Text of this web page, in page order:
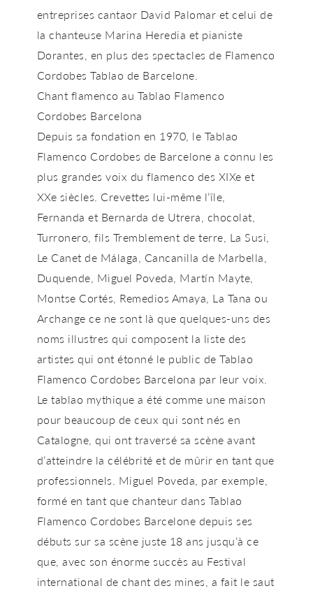
entreprises cantaor David Palomar et celui de
la chanteuse Marina Heredia et pianiste
Dorantes, en plus des spectacles de Flamenco
Cordobes Tablao de Barcelone.
Chant flamenco au Tablao Flamenco
Cordobes Barcelona
Depuis sa fondation en 1970, le Tablao
Flamenco Cordobes de Barcelone a connu les
plus grandes voix du flamenco des XIXe et
XXe siècles. Crevettes lui-même l’île,
Fernanda et Bernarda de Utrera, chocolat,
Turronero, fils Tremblement de terre, La Susi,
Le Canet de Málaga, Cancanilla de Marbella,
Duquende, Miguel Poveda, Martín Mayte,
Montse Cortés, Remedios Amaya, La Tana ou
Archange ce ne sont là que quelques-uns des
noms illustres qui composent la liste des
artistes qui ont étonné le public de Tablao
Flamenco Cordobes Barcelona par leur voix.
Le tablao mythique a été comme une maison
pour beaucoup de ceux qui sont nés en
Catalogne, qui ont traversé sa scène avant
d’atteindre la célébrité et de mûrir en tant que
professionnels. Miguel Poveda, par exemple,
formé en tant que chanteur dans Tablao
Flamenco Cordobes Barcelone depuis ses
débuts sur sa scène juste 18 ans jusqu’à ce
que, avec son énorme succès au Festival
international de chant des mines, a fait le saut